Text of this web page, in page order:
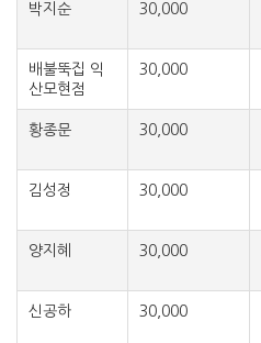
박지순 30,000
배불뚝집 익
산모현점
30,000
황종문 30,000
김성정 30,000
양지혜 30,000
신공하 30,000